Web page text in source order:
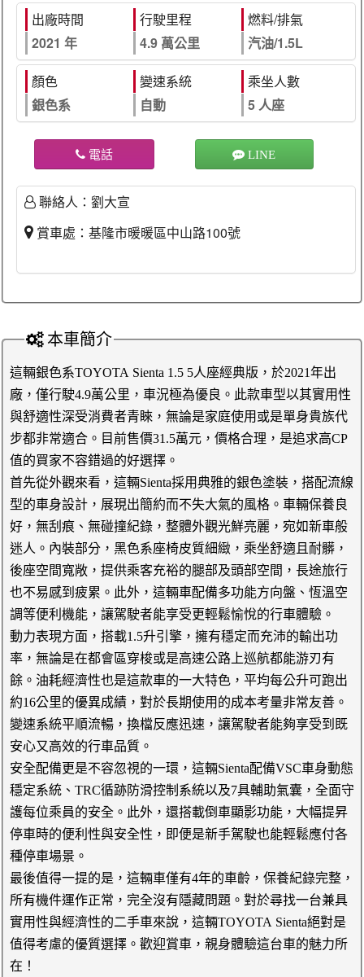
出廠時間
2021 年
行駛里程
4.9 萬公里
燃料/排氣
汽油/1.5L
顏色
銀色系
變速系統
自動
乘坐人數
5 人座
電話 LINE
聯絡人：劉大宣
賞車處：基隆市暖暖區中山路100號
本車簡介
這輛銀色系TOYOTA Sienta 1.5 5人座經典版，於2021年出
廠，僅行駛4.9萬公里，車況極為優良。此款車型以其實用性
與舒適性深受消費者青睞，無論是家庭使用或是單身貴族代
步都非常適合。目前售價31.5萬元，價格合理，是追求高CP
值的買家不容錯過的好選擇。
首先從外觀來看，這輛Sienta採用典雅的銀色塗裝，搭配流線
型的車身設計，展現出簡約而不失大氣的風格。車輛保養良
好，無刮痕、無碰撞紀錄，整體外觀光鮮亮麗，宛如新車般
迷人。內裝部分，黑色系座椅皮質細緻，乘坐舒適且耐髒，
後座空間寬敞，提供乘客充裕的腿部及頭部空間，長途旅行
也不易感到疲累。此外，這輛車配備多功能方向盤、恆溫空
調等便利機能，讓駕駛者能享受更輕鬆愉悅的行車體驗。
動力表現方面，搭載1.5升引擎，擁有穩定而充沛的輸出功
率，無論是在都會區穿梭或是高速公路上巡航都能游刃有
餘。油耗經濟性也是這款車的一大特色，平均每公升可跑出
約16公里的優異成績，對於長期使用的成本考量非常友善。
變速系統平順流暢，換檔反應迅速，讓駕駛者能夠享受到既
安心又高效的行車品質。
安全配備更是不容忽視的一環，這輛Sienta配備VSC車身動態
穩定系統、TRC循跡防滑控制系統以及7具輔助氣囊，全面守
護每位乘員的安全。此外，還搭載倒車顯影功能，大幅提昇
停車時的便利性與安全性，即便是新手駕駛也能輕鬆應付各
種停車場景。
最後值得一提的是，這輛車僅有4年的車齡，保養紀錄完整，
所有機件運作正常，完全沒有隱藏問題。對於尋找一台兼具
實用性與經濟性的二手車來說，這輛TOYOTA Sienta絕對是
值得考慮的優質選擇。歡迎賞車，親身體驗這台車的魅力所
在！